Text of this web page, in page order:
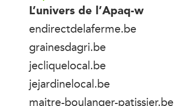
L’univers de l’Apaq-w
endirectdelaferme.be
grainesdagri.be
jecliquelocal.be
jejardinelocal.be
maitre-boulanger-patissier.be